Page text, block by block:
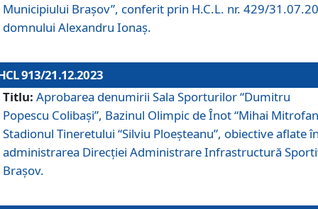
Municipiului Brașov”, conferit prin H.C.L. nr. 429/
domnului Alexandru Ionaș.
913/21.12.2023
Titlu: Aprobarea denumirii Sala Sporturilor “Dumitru
Popescu Colibași”, Bazinul Olimpic de Înot “Mihai
Stadionul Tineretului “Silviu Ploeșteanu”, obiective aflate
administrarea Direcției Administrare Infrastructură
Brașov.